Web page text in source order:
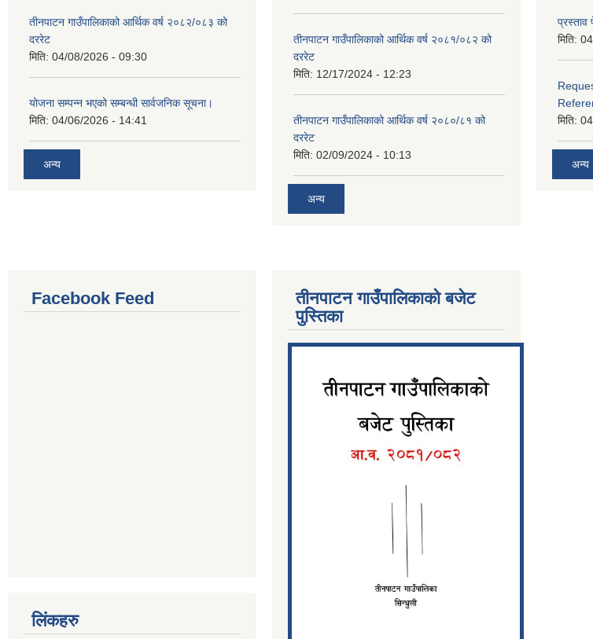
तीनपाटन गाउँपालिकाको आर्थिक वर्ष २०८२/०८३ को
दररेट
मिति: 04/08/2026 - 09:30
योजना सम्पन्न भएको सम्बन्धी सार्वजनिक सूचना।
मिति: 04/06/2026 - 14:41
अन्य
तीनपाटन गाउँपालिकाको आर्थिक वर्ष २०८१/०८२ को
दररेट
मिति: 12/17/2024 - 12:23
तीनपाटन गाउँपालिकाको आर्थिक वर्ष २०८०/८१ को
दररेट
मिति: 02/09/2024 - 10:13
अन्य
प्रस्ताव
मिति:
मिति:
अन्य
Facebook Feed
लिंकहरु
तीनपाटन गाउँपालिकाको बजेट
पुस्तिका